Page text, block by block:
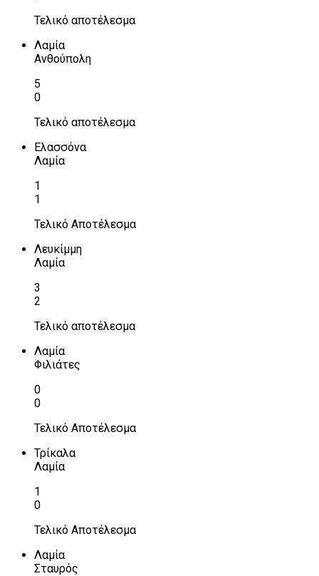
Τελικό αποτέλεσμα
Λαμία
Ανθούπολη
5
0
Τελικό αποτέλεσμα
Ελασσόνα
Λαμία
1
1
Τελικό Αποτέλεσμα
Λευκίμμη
Λαμία
3
2
Τελικό αποτέλεσμα
Λαμία
Φιλιάτες
0
0
Τελικό Αποτέλεσμα
Τρίκαλα
Λαμία
1
0
Τελικό Αποτέλεσμα
Λαμία
Σταυρός